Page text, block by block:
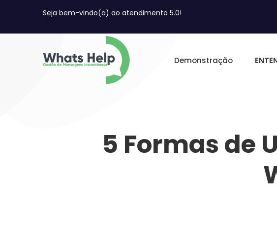
Seja bem-vindo(a) ao atendimento 5.0!
Demonstração
5 Formas de